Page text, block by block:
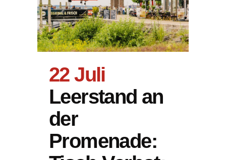
22 Juli
Leerstand an
der
Promenade: